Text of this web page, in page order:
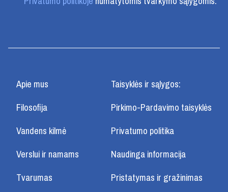
Apie mus
Filosofija
Vandens kilmė
Verslui ir namams
Tvarumas
Taisyklės ir sąlygos:
Pirkimo-Pardavimo taisyklės
Privatumo politika
Naudinga informacija
Pristatymas ir gražinimas